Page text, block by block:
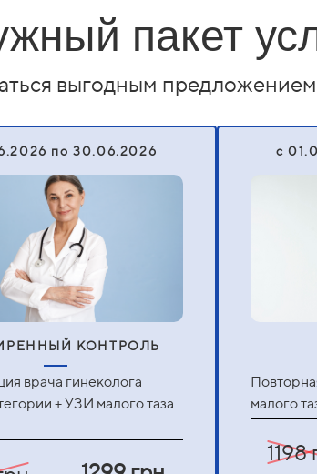
пакет
выгодным предложением
по 30.06.2026
КОНТРОЛЬ
врача гинеколога
+ УЗИ малого таза
c
малого
1198